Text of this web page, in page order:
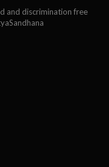
and discrimination free